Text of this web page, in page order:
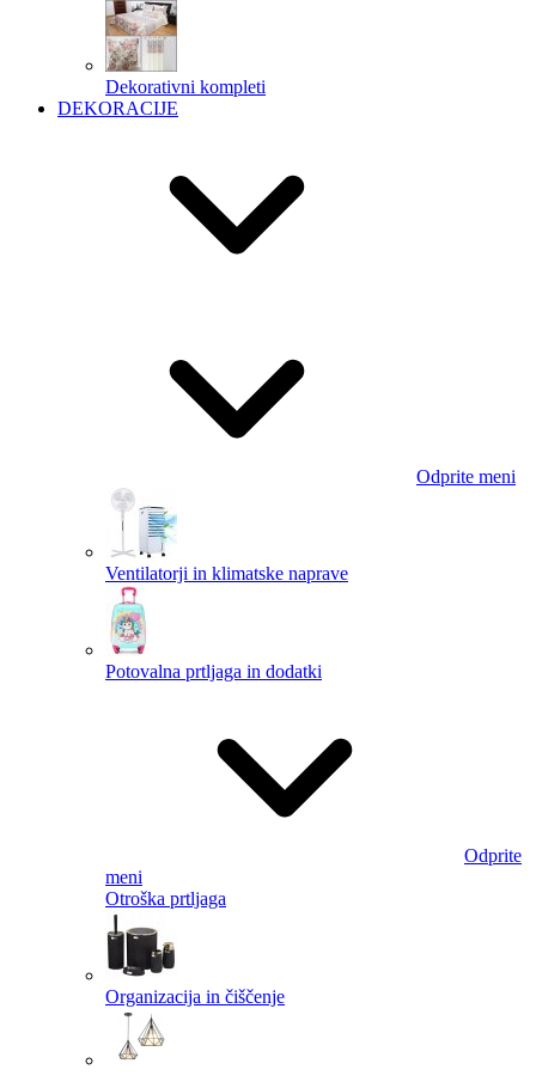
Dekorativni kompleti
DEKORACIJE
Odprite meni
Ventilatorji in klimatske naprave
Potovalna prtljaga in dodatki
Odprite
meni
Otroška prtljaga
Organizacija in čiščenje